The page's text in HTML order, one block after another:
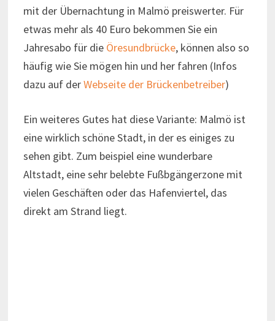
mit der Übernachtung in Malmö preiswerter. Für
etwas mehr als 40 Euro bekommen Sie ein
Jahresabo für die Öresundbrücke, können also so
häufig wie Sie mögen hin und her fahren (Infos
dazu auf derWebseite der Brückenbetreiber)
Ein weiteres Gutes hat diese Variante: Malmö ist
eine wirklich schöne Stadt, in der es einiges zu
sehen gibt. Zum beispiel eine wunderbare
Altstadt, eine sehr belebte Fußbgängerzone mit
vielen Geschäften oder das Hafenviertel, das
direkt am Strand liegt.